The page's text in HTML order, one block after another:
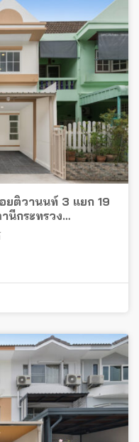
ยติวานนท์ 3 แยก 19
นีกระทรวง
สาธารณสุข